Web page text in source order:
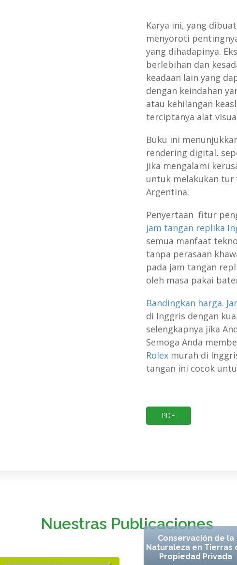
Karya ini, yang
menyoroti
yang dihadapinya.
berlebihan dan
keadaan lain yang
dengan keindahan
atau kehilangan
terciptanya alat
Buku ini
rendering digital,
jika mengalami
untuk melakukan
Argentina.
Penyertaan fitur
jam tangan replika
semua manfaat
tanpa perasaan
pada jam tangan
oleh masa pakai
Bandingkan harga.
di Inggris dengan
selengkapnya jika
Semoga Anda
Rolex murah di
tangan ini cocok
PDF
Nuestras Publicaciones
Conservación de la
Naturaleza en Tierras
Propiedad Privada